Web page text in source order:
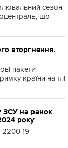
сезон
що
вторгнення.
пакети
країни на тлі
ЗСУ на ранок
року
2200 19